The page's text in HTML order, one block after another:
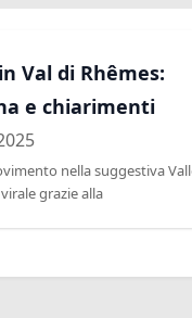
Val di Rhêmes:
e chiarimenti
nella suggestiva
grazie alla